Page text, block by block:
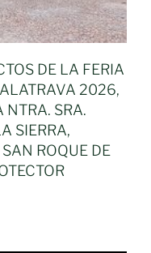
DE LA FERIA
2026,
NTRA. SRA.
SIERRA,
ROQUE DE